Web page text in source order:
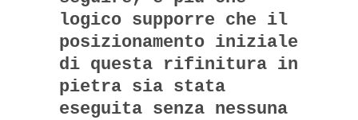
logico supporre che il
posizionamento iniziale
di questa rifinitura in
pietra sia stata
eseguita senza nessuna